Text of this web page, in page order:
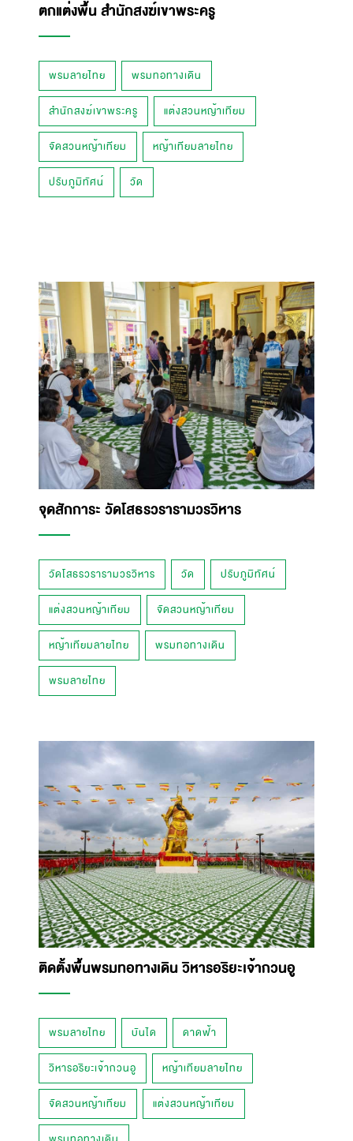
ตกแต่งพื้น สำนักสงฆ์เขาพระครู
พรมลายไทย พรมทอทางเดิน
สำนักสงฆ์เขาพระครู แต่งสวนหญ้าเทียม
จัดสวนหญ้าเทียม หญ้าเทียมลายไทย
ปรับภูมิทัศน์ วัด
จุดสักการะ วัดโสธรวรารามวรวิหาร
วัดโสธรวรารามวรวิหาร วัด ปรับภูมิทัศน์
แต่งสวนหญ้าเทียม จัดสวนหญ้าเทียม
หญ้าเทียมลายไทย พรมทอทางเดิน
พรมลายไทย
ติดตั้งพื้นพรมทอทางเดิน วิหารอริยะเจ้ากวนอู
พรมลายไทย บันได ดาดฟ้า
วิหารอริยะเจ้ากวนอู หญ้าเทียมลายไทย
จัดสวนหญ้าเทียม แต่งสวนหญ้าเทียม